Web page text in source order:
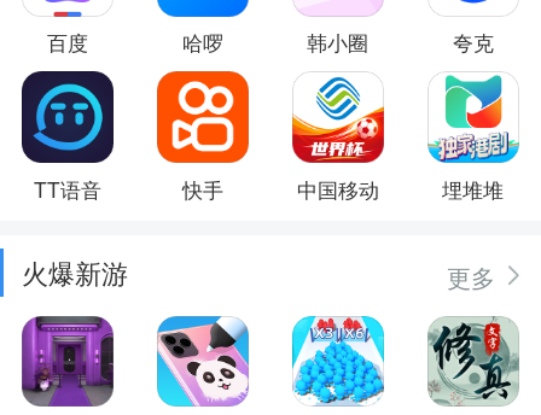
百度 哈啰 韩小圈 夸克
TT语音 快手 中国移动 埋堆堆
火爆新游 更多